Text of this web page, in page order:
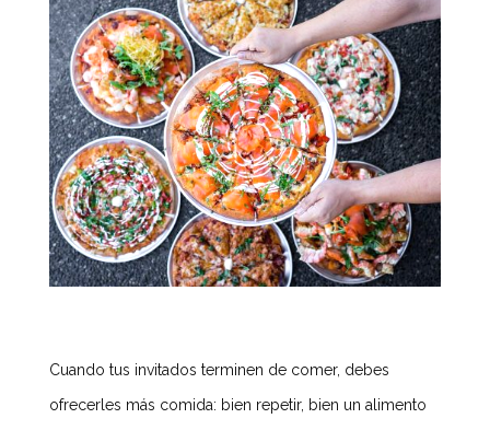
Cuando tus invitados terminen de comer, debes
ofrecerles más comida: bien repetir, bien un alimento